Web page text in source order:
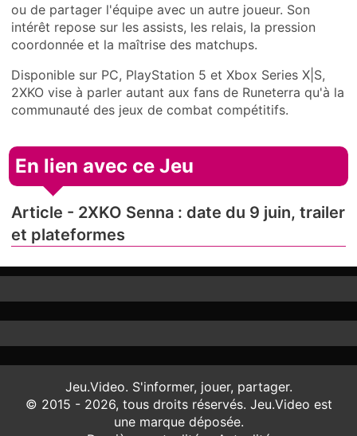
ou de partager l'équipe avec un autre joueur. Son
intérêt repose sur les assists, les relais, la pression
coordonnée et la maîtrise des matchups.
Disponible sur PC, PlayStation 5 et Xbox Series X|S,
2XKO vise à parler autant aux fans de Runeterra qu'à la
communauté des jeux de combat compétitifs.
En lien avec ce Jeu
Article - 2XKO Senna : date du 9 juin, trailer
et plateformes
Jeu.Video. S'informer, jouer, partager.
© 2015 - 2026, tous droits réservés. Jeu.Video est
une marque déposée.